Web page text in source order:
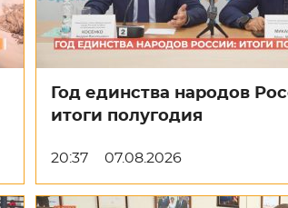
Год единства народов
итоги полугодия
20:37 07.08.2026